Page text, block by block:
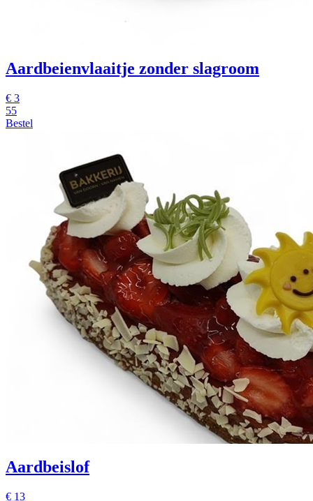
Aardbeienvlaaitje zonder slagroom
€ 3
55
Bestel
Aardbeislof
€ 13